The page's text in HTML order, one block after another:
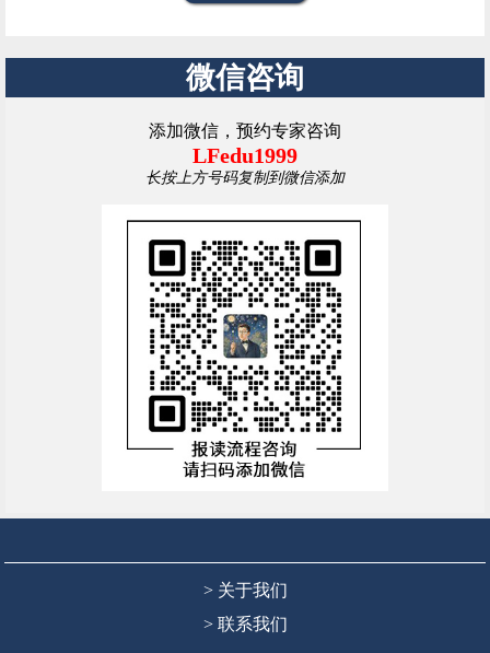
微信咨询
添加微信，预约专家咨询
LFedu1999
长按上方号码复制到微信添加
> 关于我们
> 联系我们